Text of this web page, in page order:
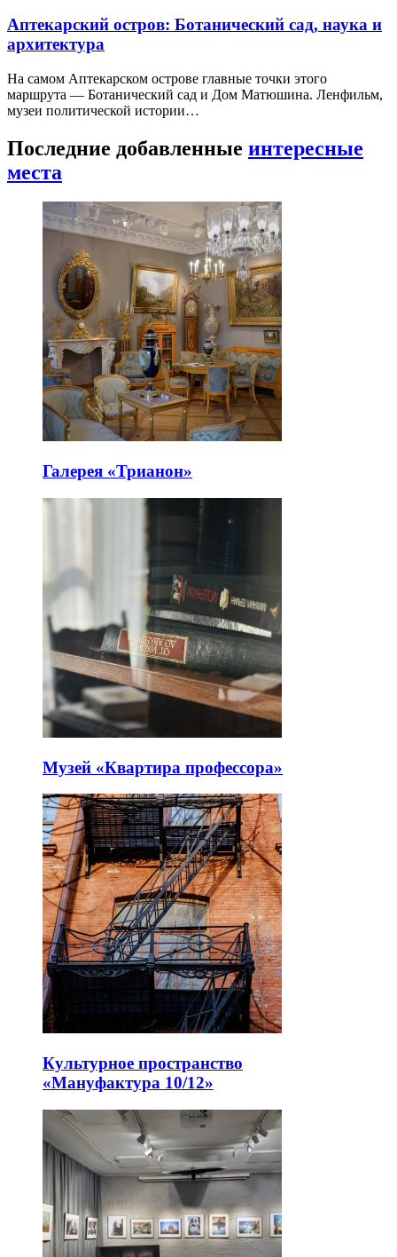
Аптекарский остров: Ботанический сад, наука и
архитектура
На самом Аптекарском острове главные точки этого
маршрута — Ботанический сад и Дом Матюшина. Ленфильм,
музеи политической истории…
Последние добавленные интересные
места
Галерея «Трианон»
Музей «Квартира профессора»
Культурное пространство
«Мануфактура 10/12»